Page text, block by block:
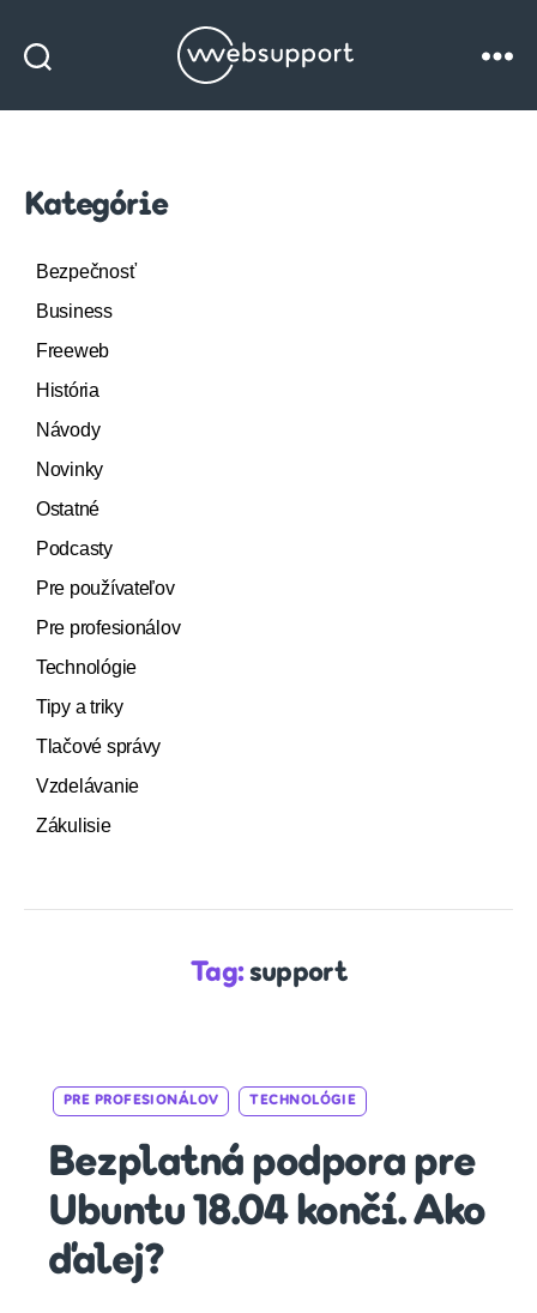
Websupport
Kategórie
Bezpečnosť
Business
Freeweb
História
Návody
Novinky
Ostatné
Podcasty
Pre používateľov
Pre profesionálov
Technológie
Tipy a triky
Tlačové správy
Vzdelávanie
Zákulisie
Tag: support
Categories
PRE PROFESIONÁLOV TECHNOLÓGIE
Bezplatná podpora pre
Ubuntu 18.04 končí. Ako
ďalej?